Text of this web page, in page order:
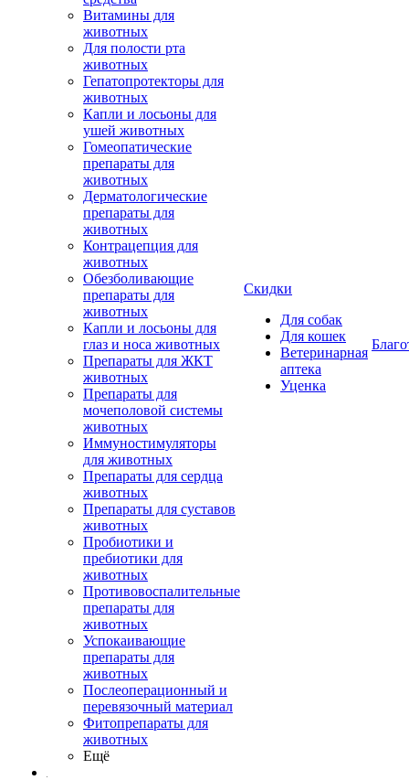
Витамины для
животных
Для полости рта
животных
Гепатопротекторы для
животных
Капли и лосьоны для
ушей животных
Гомеопатические
препараты для
животных
Дерматологические
препараты для
животных
Контрацепция для
животных
Обезболивающие
препараты для
животных
Капли и лосьоны для
глаз и носа животных
Препараты для ЖКТ
животных
Препараты для
мочеполовой системы
животных
Иммуностимуляторы
для животных
Препараты для сердца
животных
Препараты для суставов
животных
Пробиотики и
пребиотики для
животных
Противовоспалительные
препараты для
животных
Успокаивающие
препараты для
животных
Послеоперационный и
перевязочный материал
Фитопрепараты для
животных
Ещё
Скидки
Для собак
Для кошек
Ветеринарная
аптека
Уценка